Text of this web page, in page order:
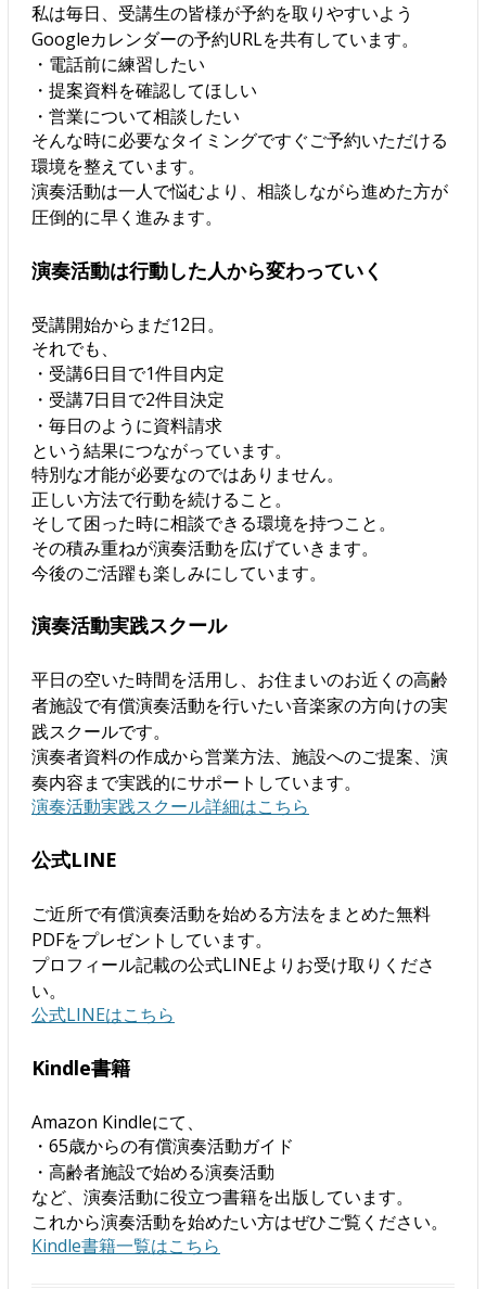
私は毎日、受講生の皆様が予約を取りやすいよう
Googleカレンダーの予約URLを共有しています。
・電話前に練習したい
・提案資料を確認してほしい
・営業について相談したい
そんな時に必要なタイミングですぐご予約いただける
環境を整えています。
演奏活動は一人で悩むより、相談しながら進めた方が
圧倒的に早く進みます。
演奏活動は行動した人から変わっていく
受講開始からまだ12日。
それでも、
・受講6日目で1件目内定
・受講7日目で2件目決定
・毎日のように資料請求
という結果につながっています。
特別な才能が必要なのではありません。
正しい方法で行動を続けること。
そして困った時に相談できる環境を持つこと。
その積み重ねが演奏活動を広げていきます。
今後のご活躍も楽しみにしています。
演奏活動実践スクール
平日の空いた時間を活用し、お住まいのお近くの高齢
者施設で有償演奏活動を行いたい音楽家の方向けの実
践スクールです。
演奏者資料の作成から営業方法、施設へのご提案、演
奏内容まで実践的にサポートしています。
演奏活動実践スクール詳細はこちら
公式LINE
ご近所で有償演奏活動を始める方法をまとめた無料
PDFをプレゼントしています。
プロフィール記載の公式LINEよりお受け取りくださ
い。
公式LINEはこちら
Kindle書籍
Amazon Kindleにて、
・65歳からの有償演奏活動ガイド
・高齢者施設で始める演奏活動
など、演奏活動に役立つ書籍を出版しています。
これから演奏活動を始めたい方はぜひご覧ください。
Kindle書籍一覧はこちら